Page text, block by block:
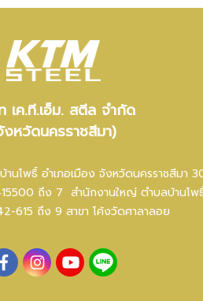
เค.ที.เอ็ม. สตีล จำกัด
งหวัดนครราชสีมา)
นโพธิ์ อำเภอเมือง จังหวัดนครราชสีมา
ถึง 7 สำนักงานใหญ่ ตำบลบ้านโพ
615 ถึง 9 สาขา โค้งวัดศาลาลอย